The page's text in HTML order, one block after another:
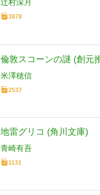
辻村深月
3878
倫敦スコーンの謎 (創元
米澤穂信
2537
地雷グリコ (角川文庫)
青崎有吾
1131